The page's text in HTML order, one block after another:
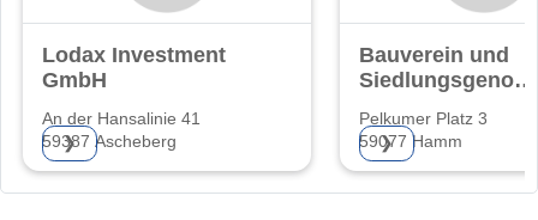
Lodax Investment
GmbH
An der Hansalinie 41
59387 Ascheberg
❯
Bauverein und
Pelkumer Platz 3
59077 Hamm
❯